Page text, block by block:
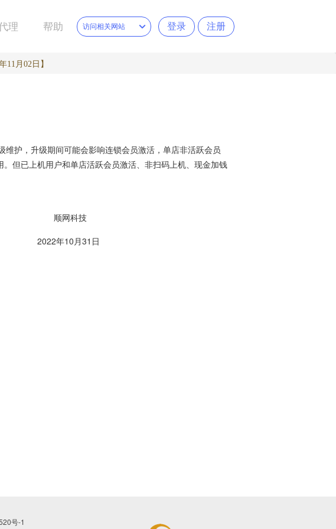
理 帮助 注册
登录
访问相关网站
11月02日】
护，升级期间可能会影响连锁会员激活，单店非活跃会员
但已上机用户和单店活跃会员激活、非扫码上机、现金加钱
日
号-1